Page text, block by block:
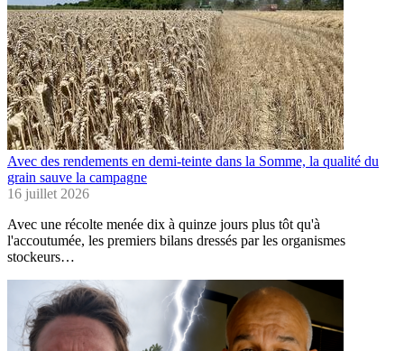
Avec des rendements en demi-teinte dans la Somme, la qualité du
grain sauve la campagne
16 juillet 2026
Avec une récolte menée dix à quinze jours plus tôt qu'à
l'accoutumée, les premiers bilans dressés par les organismes
stockeurs…